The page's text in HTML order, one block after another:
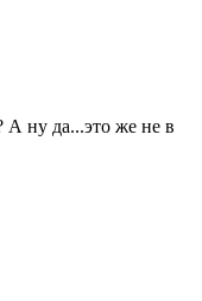
ну да...это же не в